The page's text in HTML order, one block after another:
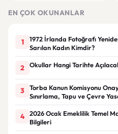
EN ÇOK OKUNANLAR
1
1972 İrlanda Fotoğrafı
Sarılan Kadın Kimdir?
2 Okullar Hangi Tarihte
3
Torba Kanun Komisyonu
Sınırlama, Tapu ve Çevre
4
2026 Ocak Emeklilik Temel
Bilgileri